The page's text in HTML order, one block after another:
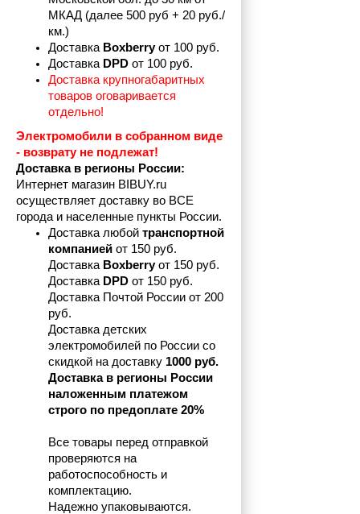
МКАД (далее 500 руб + 20 руб./
км.)
Доставка Boxberry от 100 руб.
Доставка DPD от 100 руб.
Доставка крупногабаритных
товаров оговаривается
отдельно!
Электромобили в собранном виде
- возврату не подлежат!
Доставка в регионы России:
Интернет магазин BIBUY.ru
осуществляет доставку во ВСЕ
города и населенные пункты России.
Доставка любой транспортной
компанией от 150 руб.
Доставка Boxberry от 150 руб.
Доставка DPD от 150 руб.
Доставка Почтой России от 200
руб.
Доставка детских
электромобилей по России со
скидкой на доставку 1000 руб.
Доставка в регионы России
наложенным платежом
строго по предоплате 20%
Все товары перед отправкой
проверяются на
работоспособность и
комплектацию.
Надежно упаковываются.